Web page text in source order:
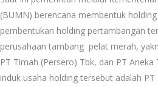
(BUMN) berencana membentuk
pembentukan holding pertambangan
perusahaan tambang pelat merah,
PT Timah (Persero) Tbk, dan PT
induk usaha holding tersebut adalah